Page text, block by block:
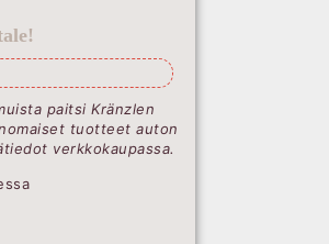
paitsi Kränzlen
tuotteet auton
verkkokaupassa.